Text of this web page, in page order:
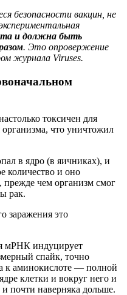
безопасности вакцин, не
и должна быть
. Это опровержение
журнала Viruses.
токсичен для
что уничтожил
в ядро (в яичниках), и
количество и оно
прежде чем организм смог
рак.
заражения это
мРНК индуцирует
спайк, точно
к аминокислоте — полной
клетки и вокруг него и
почти наверняка дольше.